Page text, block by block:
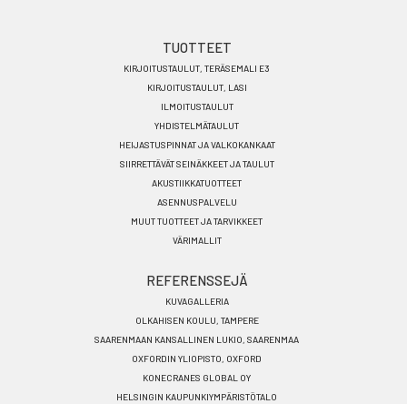
TUOTTEET
KIRJOITUSTAULUT, TERÄSEMALI E3
KIRJOITUSTAULUT, LASI
ILMOITUSTAULUT
YHDISTELMÄTAULUT
HEIJASTUSPINNAT JA VALKOKANKAAT
SIIRRETTÄVÄT SEINÄKKEET JA TAULUT
AKUSTIIKKATUOTTEET
ASENNUSPALVELU
MUUT TUOTTEET JA TARVIKKEET
VÄRIMALLIT
REFERENSSEJÄ
KUVAGALLERIA
OLKAHISEN KOULU, TAMPERE
SAARENMAAN KANSALLINEN LUKIO, SAARENMAA
OXFORDIN YLIOPISTO, OXFORD
KONECRANES GLOBAL OY
HELSINGIN KAUPUNKIYMPÄRISTÖTALO